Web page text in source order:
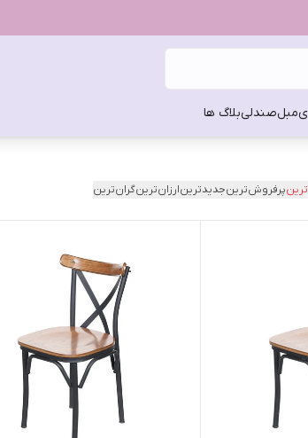
مبلصندلیبلاگ ها
پرفروش‌ترینجدیدترینارزان‌ترینگران‌ترین